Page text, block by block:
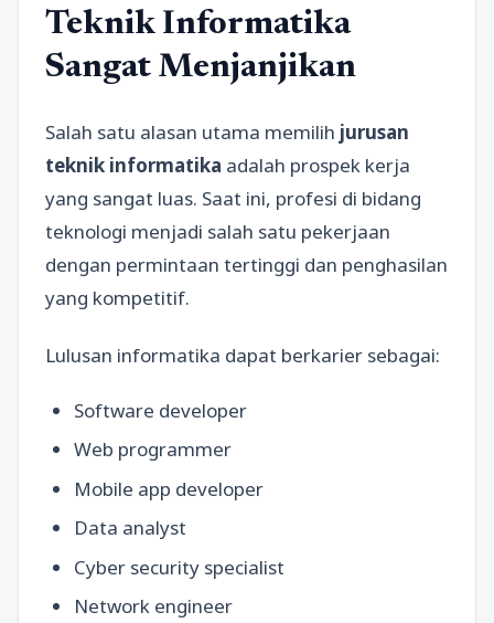
Teknik Informatika
Sangat Menjanjikan
Salah satu alasan utama memilih jurusan
teknik informatika adalah prospek kerja
yang sangat luas. Saat ini, profesi di bidang
teknologi menjadi salah satu pekerjaan
dengan permintaan tertinggi dan penghasilan
yang kompetitif.
Lulusan informatika dapat berkarier sebagai:
Software developer
Web programmer
Mobile app developer
Data analyst
Cyber security specialist
Network engineer